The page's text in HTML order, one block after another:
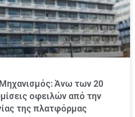
Άνω των 20
οφειλών από την
της πλατφόρμας